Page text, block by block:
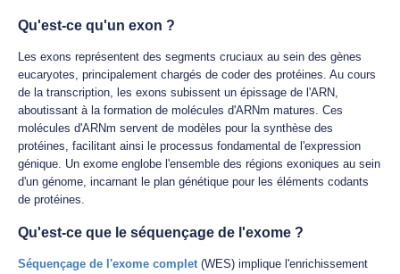
Qu'est-ce qu'un exon ?
Les exons représentent des segments cruciaux au sein des gènes
eucaryotes, principalement chargés de coder des protéines. Au cours
de la transcription, les exons subissent un épissage de l'ARN,
aboutissant à la formation de molécules d'ARNm matures. Ces
molécules d'ARNm servent de modèles pour la synthèse des
protéines, facilitant ainsi le processus fondamental de l'expression
génique. Un exome englobe l'ensemble des régions exoniques au sein
d'un génome, incarnant le plan génétique pour les éléments codants
de protéines.
Qu'est-ce que le séquençage de l'exome ?
Séquençage de l'exome complet(WES) implique l'enrichissement